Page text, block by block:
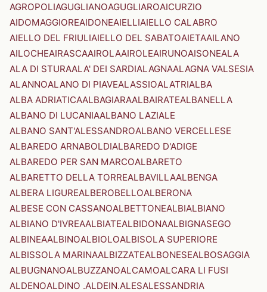
AGROPOLIAGUGLIANOAGUGLIAROAICURZIO
AIDOMAGGIOREAIDONEAIELLIAIELLO CALABRO
AIELLO DEL FRIULIAIELLO DEL SABATOAIETAAILANO
AILOCHEAIRASCAAIROLAAIROLEAIRUNOAISONEALA
ALA DI STURAALA' DEI SARDIALAGNAALAGNA VALSESIA
ALANNOALANO DI PIAVEALASSIOALATRIALBA
ALBA ADRIATICAALBAGIARAALBAIRATEALBANELLA
ALBANO DI LUCANIAALBANO LAZIALE
ALBANO SANT'ALESSANDROALBANO VERCELLESE
ALBAREDO ARNABOLDIALBAREDO D'ADIGE
ALBAREDO PER SAN MARCOALBARETO
ALBARETTO DELLA TORREALBAVILLAALBENGA
ALBERA LIGUREALBEROBELLOALBERONA
ALBESE CON CASSANOALBETTONEALBIALBIANO
ALBIANO D'IVREAALBIATEALBIDONAALBIGNASEGO
ALBINEAALBINOALBIOLOALBISOLA SUPERIORE
ALBISSOLA MARINAALBIZZATEALBONESEALBOSAGGIA
ALBUGNANOALBUZZANOALCAMOALCARA LI FUSI
ALDENOALDINO .ALDEIN.ALESALESSANDRIA